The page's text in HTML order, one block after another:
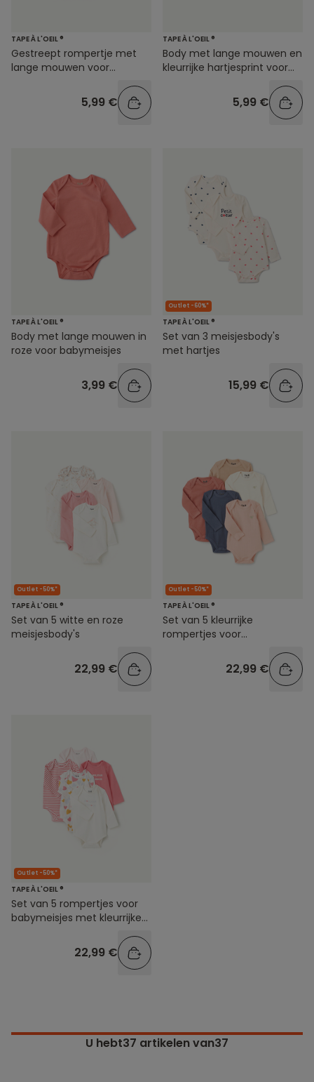
TAPE À L'OEIL ®
Gestreept rompertje met
lange mouwen voor
5,99 €
TAPE À L'OEIL ®
Body met lange mouwen en
kleurrijke hartjesprint voor
5,99 €
TAPE À L'OEIL ®
Body met lange mouwen in
roze voor babymeisjes
3,99 €
Outlet -60%*
TAPE À L'OEIL ®
Set van 3 meisjesbody's
met hartjes
15,99 €
Outlet -50%*
TAPE À L'OEIL ®
Set van 5 witte en roze
meisjesbody's
22,99 €
Outlet -50%*
TAPE À L'OEIL ®
Set van 5 kleurrijke
rompertjes voor
22,99 €
Outlet -50%*
TAPE À L'OEIL ®
Set van 5 rompertjes voor
babymeisjes met kleurrijke
22,99 €
U hebt37 artikelen van37